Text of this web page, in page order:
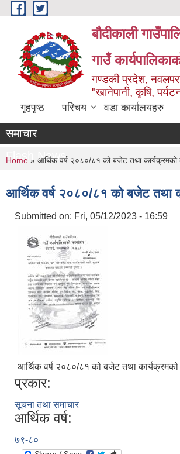
Skip to main content
बौदीकाली
गाउँ
गण्डकी प्रदेश,
"खानेपानी, कृषि,
गृहपृष्ठ परिचय वडा कार्यालयहरु
समाचार
Flash News
You are here
Home » आर्थिक वर्ष २०८०/८१ को बजेट तथा
आर्थिक वर्ष २०८०/८१ को बजेट तथा
Submitted on: Fri, 05/12/2023 - 16:59
आर्थिक वर्ष २०८०/८१ को बजेट तथा
प्रकार:
सूचना तथा समाचार
आर्थिक वर्ष:
७९-८०